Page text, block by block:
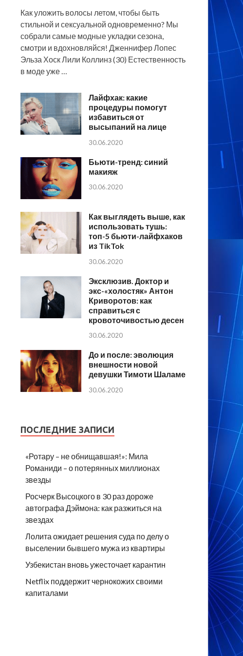
Как уложить волосы летом, чтобы быть
стильной и сексуальной одновременно? Мы
собрали самые модные укладки сезона,
смотри и вдохновляйся! Дженнифер Лопес
Эльза Хоск Лили Коллинз (30) Естественность
в моде уже …
Лайфхак: какие
процедуры помогут
избавиться от
высыпаний на лице
30.06.2020
Бьюти-тренд: синий
макияж
30.06.2020
Как выглядеть выше, как
использовать тушь:
топ-5 бьюти-лайфхаков
из TikTok
30.06.2020
Эксклюзив. Доктор и
экс-«холостяк» Антон
Криворотов: как
справиться с
кровоточивостью десен
30.06.2020
До и после: эволюция
внешности новой
девушки Тимоти Шаламе
30.06.2020
ПОСЛЕДНИЕ ЗАПИСИ
«Ротару – не обнищавшая!»: Мила
Романиди – о потерянных миллионах
звезды
Росчерк Высоцкого в 30 раз дороже
автографа Дэймона: как разжиться на
звездах
Лолита ожидает решения суда по делу о
выселении бывшего мужа из квартиры
Узбекистан вновь ужесточает карантин
Netflix поддержит чернокожих своими
капиталами